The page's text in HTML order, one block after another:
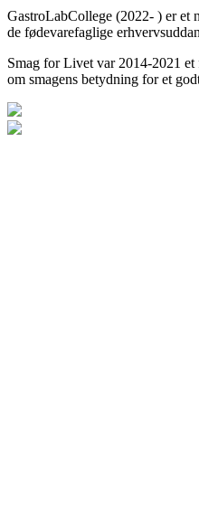
GastroLabCollege (2022- ) er
de fødevarefaglige
Smag for Livet var 2014-2021
om smagens betydning for et